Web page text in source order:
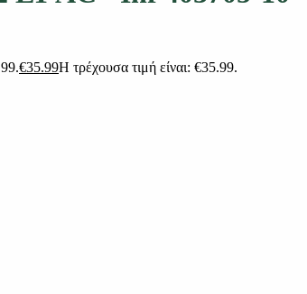
€35.99Η τρέχουσα τιμή είναι: €35.99.